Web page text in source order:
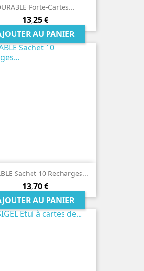
Porte-Cartes...
Prix
13,25 €
AU PANIER
Sachet 10 Recharges...
Prix
13,70 €
AU PANIER